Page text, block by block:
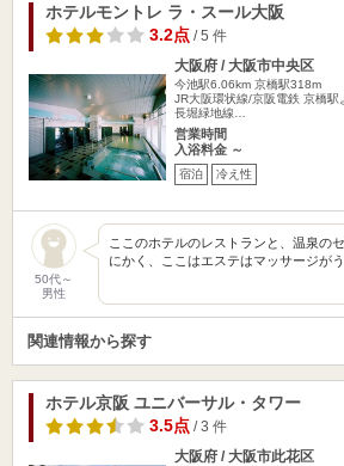
ホテルモントレ ラ・スール大阪
3.2点/ 5 件
大阪府 / 大阪市中央区
今池駅6.06km 京橋駅318m
JR大阪環状線/京阪電鉄 京橋
長堀緑地線…
営業時間
入浴料金 ～
宿泊 冷え性
50代～
男性
ここのホテルのレストランと、温泉の
にかく、ここはエステはマッサージが
関連情報から探す
ホテル京阪 ユニバーサル・タワー
3.5点/ 3 件
大阪府 / 大阪市此花区